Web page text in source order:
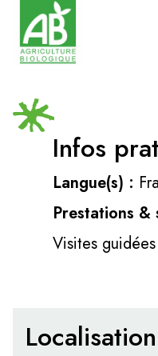
Infos
Langue(s) :
Prestations &
Visites guidées